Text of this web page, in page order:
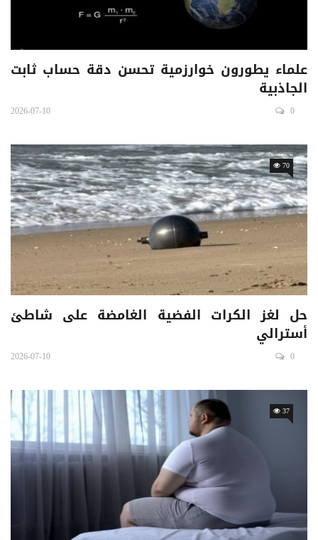
علماء يطورون خوارزمية تحسن دقة حساب ثابت
الجاذبية
2026-07-10 0
70
حل لغز الكرات الفضية الغامضة على شاطئ
أسترالي
2026-07-10 0
37